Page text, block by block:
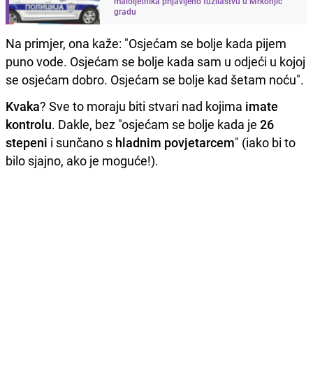
gradu
Na primjer, ona kaže: "Osjećam se bolje kada pijem
puno vode. Osjećam se bolje kada sam u odjeći u kojoj
se osjećam dobro. Osjećam se bolje kad šetam noću".
Kvaka? Sve to moraju biti stvari nad kojima imate
kontrolu. Dakle, bez "osjećam se bolje kada je 26
stepeni i sunčano s hladnim povjetarcem" (iako bi to
bilo sjajno, ako je moguće!).